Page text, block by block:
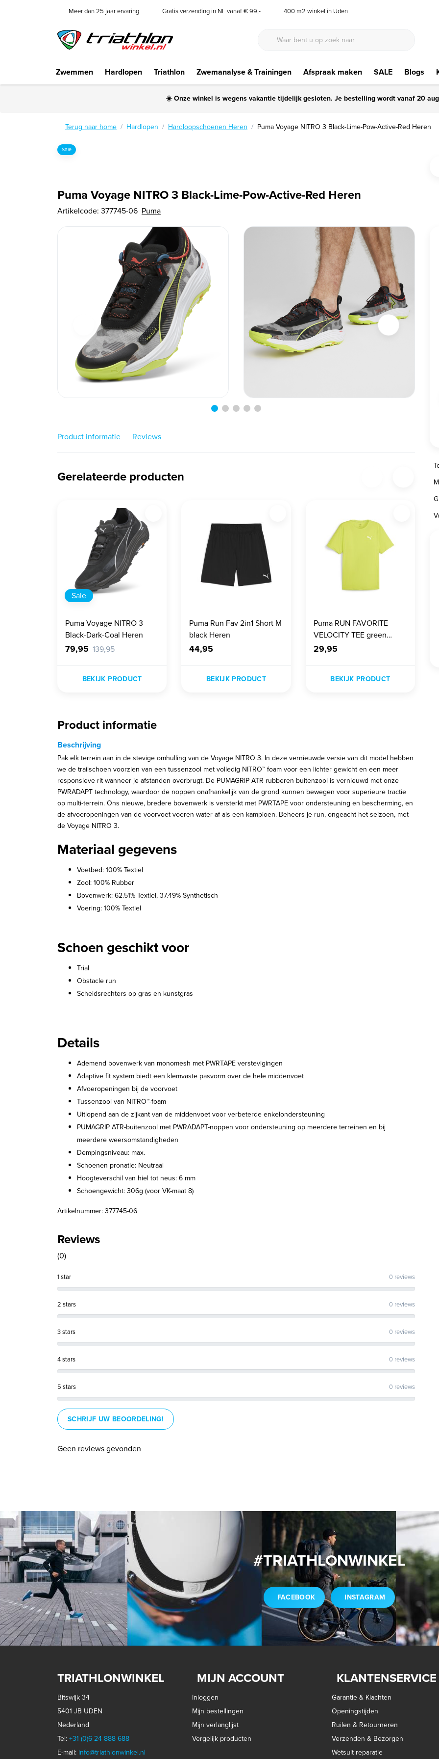
Meer dan 25 jaar ervaring Gratis verzending in NL vanaf € 99,- 400 m2 winkel in Uden
Zwemmen Hardlopen Triathlon Zwemanalyse & Trainingen Afspraak maken SALE Blogs
☀️ Onze winkel is wegens vakantie tijdelijk gesloten. Je bestelling wordt vanaf 20
Terug naar home Hardlopen Hardloopschoenen Heren Puma Voyage NITRO 3 Black-Lime-Pow-Active-Red Heren
Sale
Puma Voyage NITRO 3 Black-Lime-Pow-Active-Red Heren
Artikelcode: 377745-06 Puma
Product informatie Reviews
Gerelateerde producten
Sale
Puma Voyage NITRO 3
Black-Dark-Coal Heren
79,95 139,95
BEKIJK PRODUCT
Puma Run Fav 2in1 Short M
black Heren
44,95
BEKIJK PRODUCT
Puma RUN FAVORITE
VELOCITY TEE green
Heren
29,95
BEKIJK PRODUCT
Product informatie
Beschrijving
Pak elk terrein aan in de stevige omhulling van de Voyage NITRO 3. In deze vernieuwde versie van dit model hebben
we de trailschoen voorzien van een tussenzool met volledig NITRO™ foam voor een lichter gewicht en een meer
responsieve rit wanneer je afstanden overbrugt. De PUMAGRIP ATR rubberen buitenzool is vernieuwd met onze
PWRADAPT technology, waardoor de noppen onafhankelijk van de grond kunnen bewegen voor superieure tractie
op multi-terrein. Ons nieuwe, bredere bovenwerk is versterkt met PWRTAPE voor ondersteuning en bescherming, en
de afvoeropeningen van de voorvoet voeren water af als een kampioen. Beheers je run, ongeacht het seizoen, met
de Voyage NITRO 3.
Materiaal gegevens
Voetbed: 100% Textiel
Zool: 100% Rubber
Bovenwerk: 62.51% Textiel, 37.49% Synthetisch
Voering: 100% Textiel
Schoen geschikt voor
Trial
Obstacle run
Scheidsrechters op gras en kunstgras
Details
Ademend bovenwerk van monomesh met PWRTAPE verstevigingen
Adaptive fit system biedt een klemvaste pasvorm over de hele middenvoet
Afvoeropeningen bij de voorvoet
Tussenzool van NITRO™-foam
Uitlopend aan de zijkant van de middenvoet voor verbeterde enkelondersteuning
PUMAGRIP ATR-buitenzool met PWRADAPT-noppen voor ondersteuning op meerdere terreinen en bij
meerdere weersomstandigheden
Dempingsniveau: max.
Schoenen pronatie: Neutraal
Hoogteverschil van hiel tot neus: 6 mm
Schoengewicht: 306g (voor VK-maat 8)
Artikelnummer: 377745-06
Reviews
(0)
1 star 0 reviews
2 stars 0 reviews
3 stars 0 reviews
4 stars 0 reviews
5 stars 0 reviews
SCHRIJF UW BEOORDELING!
Geen reviews gevonden
#TRIATHLONWINKEL
FACEBOOK INSTAGRAM
TRIATHLONWINKEL
Bitswijk 34
5401 JB UDEN
Nederland
Tel:+31 (0)6 24 888 688
E-mail: info@triathlonwinkel.nl
MIJN ACCOUNT
Inloggen
Mijn bestellingen
Mijn verlanglijst
Vergelijk producten
KLANTENSERVICE
Garantie & Klachten
Openingstijden
Ruilen & Retourneren
Verzenden & Bezorgen
Wetsuit reparatie